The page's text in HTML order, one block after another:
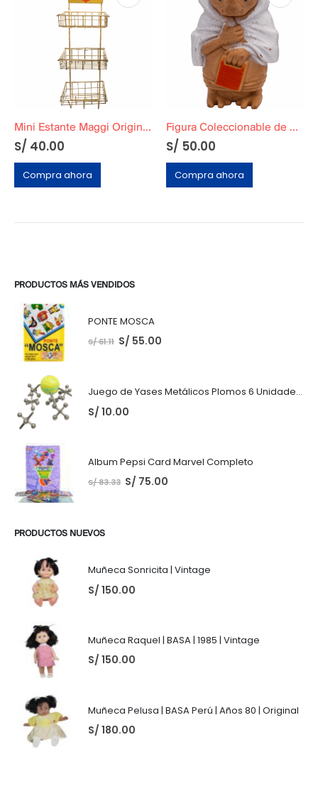
Mini Estante Maggi Original Año 80
S/ 40.00
Compra ahora
Figura Coleccionable de E.T el extraterrestre »Cubierto con Manta»
S/ 50.00
Compra ahora
PRODUCTOS MÁS VENDIDOS
PONTE MOSCA
S/61.11 S/ 55.00
Juego de Yases Metálicos Plomos 6 Unidades + Pelota de Goma (En Bolsita Lista para Regalar)
S/ 10.00
Album Pepsi Card Marvel Completo
S/83.33 S/ 75.00
PRODUCTOS NUEVOS
Muñeca Sonricita | Vintage
S/ 150.00
Muñeca Raquel | BASA | 1985 | Vintage
S/ 150.00
Muñeca Pelusa | BASA Perú | Años 80 | Original
S/ 180.00